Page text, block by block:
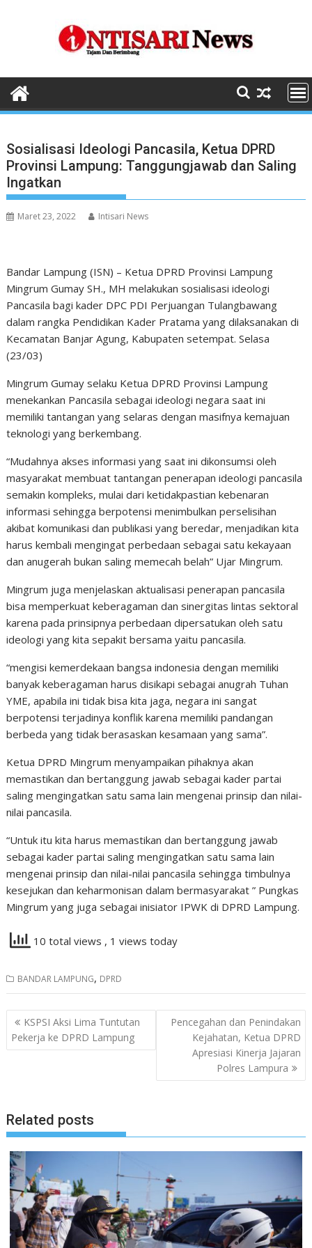
Sosialisasi Ideologi Pancasila, Ketua DPRD
Provinsi Lampung: Tanggungjawab dan Saling
Ingatkan
Maret 23, 2022 Intisari News
Bandar Lampung (ISN) – Ketua DPRD Provinsi Lampung
Mingrum Gumay SH., MH melakukan sosialisasi ideologi
Pancasila bagi kader DPC PDI Perjuangan Tulangbawang
dalam rangka Pendidikan Kader Pratama yang dilaksanakan di
Kecamatan Banjar Agung, Kabupaten setempat. Selasa
(23/03)
Mingrum Gumay selaku Ketua DPRD Provinsi Lampung
menekankan Pancasila sebagai ideologi negara saat ini
memiliki tantangan yang selaras dengan masifnya kemajuan
teknologi yang berkembang.
“Mudahnya akses informasi yang saat ini dikonsumsi oleh
masyarakat membuat tantangan penerapan ideologi pancasila
semakin kompleks, mulai dari ketidakpastian kebenaran
informasi sehingga berpotensi menimbulkan perselisihan
akibat komunikasi dan publikasi yang beredar, menjadikan kita
harus kembali mengingat perbedaan sebagai satu kekayaan
dan anugerah bukan saling memecah belah” Ujar Mingrum.
Mingrum juga menjelaskan aktualisasi penerapan pancasila
bisa memperkuat keberagaman dan sinergitas lintas sektoral
karena pada prinsipnya perbedaan dipersatukan oleh satu
ideologi yang kita sepakit bersama yaitu pancasila.
“mengisi kemerdekaan bangsa indonesia dengan memiliki
banyak keberagaman harus disikapi sebagai anugrah Tuhan
YME, apabila ini tidak bisa kita jaga, negara ini sangat
berpotensi terjadinya konflik karena memiliki pandangan
berbeda yang tidak berasaskan kesamaan yang sama”.
Ketua DPRD Mingrum menyampaikan pihaknya akan
memastikan dan bertanggung jawab sebagai kader partai
saling mengingatkan satu sama lain mengenai prinsip dan nilai-
nilai pancasila.
“Untuk itu kita harus memastikan dan bertanggung jawab
sebagai kader partai saling mengingatkan satu sama lain
mengenai prinsip dan nilai-nilai pancasila sehingga timbulnya
kesejukan dan keharmonisan dalam bermasyarakat ” Pungkas
Mingrum yang juga sebagai inisiator IPWK di DPRD Lampung.
10 total views , 1 views today
BANDAR LAMPUNG, DPRD
Navigasi
pos
KSPSI Aksi Lima Tuntutan
Pekerja ke DPRD Lampung
Pencegahan dan Penindakan
Kejahatan, Ketua DPRD
Apresiasi Kinerja Jajaran
Polres Lampura
Related posts